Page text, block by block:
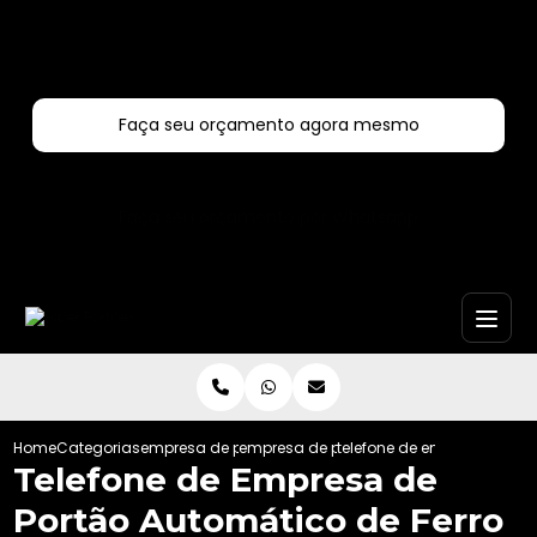
Faça seu orçamento agora mesmo
HomeCategoriasempresa de portoes automaticos
empresa de portao automatico de ferro
telefone de empresa de
Telefone de Empresa de
Portão Automático de Ferro